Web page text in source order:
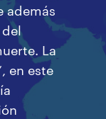
además
La
en este